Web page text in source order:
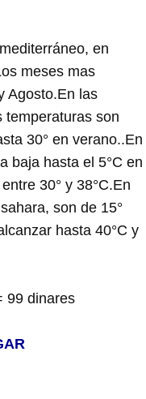
en
meses mas
Agosto.En las
temperaturas son
30° en verano..En
baja hasta el 5°C en
30° y 38°C.En
son de 15°
hasta 40°C y
99 dinares